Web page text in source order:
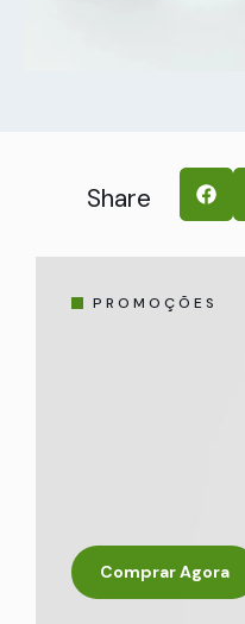
Share
PROMOÇÕES
Comprar Agora